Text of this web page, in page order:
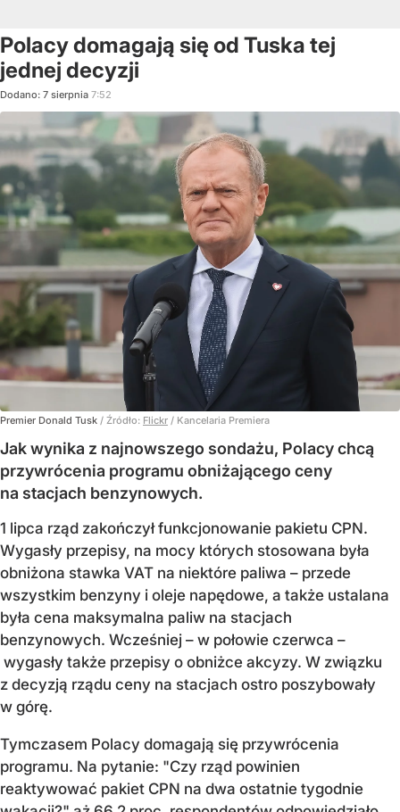
Polacy domagają się od Tuska tej
jednej decyzji
Dodano: 7 sierpnia 7:52
Premier Donald Tusk / Źródło: Flickr / Kancelaria Premiera
Jak wynika z najnowszego sondażu, Polacy chcą
przywrócenia programu obniżającego ceny
na stacjach benzynowych.
1 lipca rząd zakończył funkcjonowanie pakietu CPN.
Wygasły przepisy, na mocy których stosowana była
obniżona stawka VAT na niektóre paliwa – przede
wszystkim benzyny i oleje napędowe, a także ustalana
była cena maksymalna paliw na stacjach
benzynowych. Wcześniej – w połowie czerwca –
wygasły także przepisy o obniżce akcyzy. W związku
z decyzją rządu ceny na stacjach ostro poszybowały
w górę.
Tymczasem Polacy domagają się przywrócenia
programu. Na pytanie: "Czy rząd powinien
reaktywować pakiet CPN na dwa ostatnie tygodnie